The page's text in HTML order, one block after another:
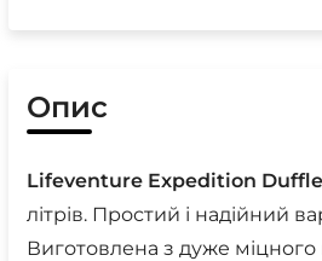
Опис
Lifeventure Expedition Duffle
літрів. Простий і надійний
Виготовлена з дуже